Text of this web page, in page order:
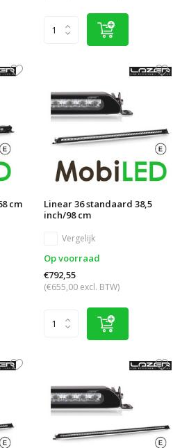
cm
Linear 36 standaard 38,5
inch/98 cm
Vergelijk
Op voorraad
€792,55
(€655,00 excl. BTW)